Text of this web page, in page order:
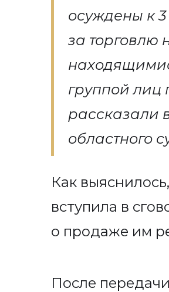
осуждены к
за торговлю
группой лиц
рассказали
областного
Как
вступила в
о продаже им
После